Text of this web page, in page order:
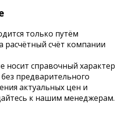
только путём
расчётный счёт компании
носит справочный характер
предварительного
актуальных цен и
к нашим менеджерам.